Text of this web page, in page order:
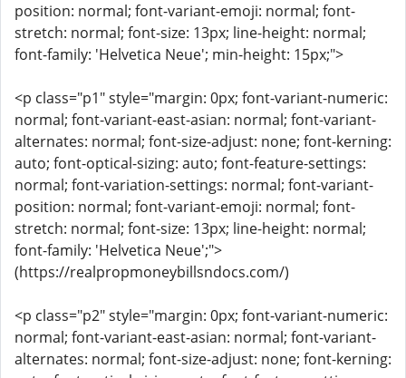
position: normal; font-variant-emoji: normal; font-
stretch: normal; font-size: 13px; line-height: normal;
font-family: 'Helvetica Neue'; min-height: 15px;">
<p class="p1" style="margin: 0px; font-variant-numeric:
normal; font-variant-east-asian: normal; font-variant-
alternates: normal; font-size-adjust: none; font-kerning:
auto; font-optical-sizing: auto; font-feature-settings:
normal; font-variation-settings: normal; font-variant-
position: normal; font-variant-emoji: normal; font-
stretch: normal; font-size: 13px; line-height: normal;
font-family: 'Helvetica Neue';">
(https://realpropmoneybillsndocs.com/)
<p class="p2" style="margin: 0px; font-variant-numeric:
normal; font-variant-east-asian: normal; font-variant-
alternates: normal; font-size-adjust: none; font-kerning: